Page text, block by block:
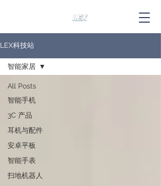
LEX科技站
All Posts
智能手机
3C 产品
耳机与配件
安卓平板
智能手表
扫地机器人
智能家居